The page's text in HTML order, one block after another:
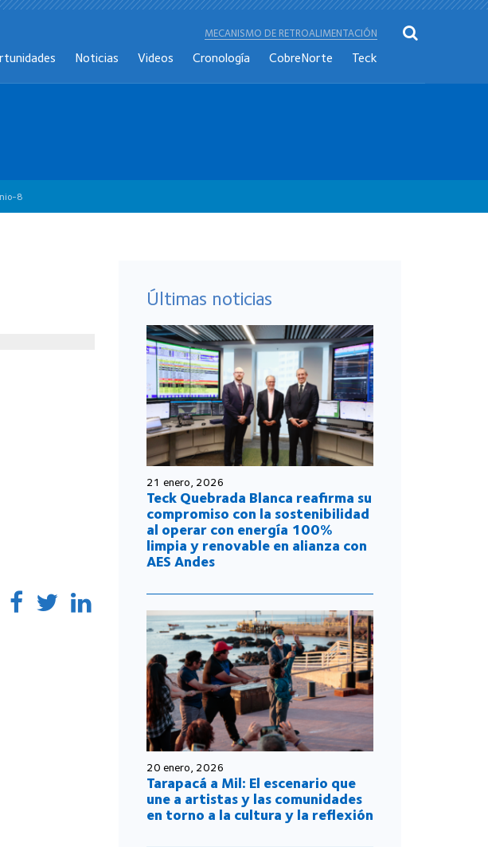
MECANISMO DE RETROALIMENTACIÓN
Noticias Videos Cronología CobreNorte Teck
8
Últimas noticias
21 enero, 2026
Teck Quebrada Blanca reafirma su
compromiso con la sostenibilidad
al operar con energía 100%
limpia y renovable en alianza con
AES Andes
20 enero, 2026
Tarapacá a Mil: El escenario que
une a artistas y las comunidades
en torno a la cultura y la reflexión